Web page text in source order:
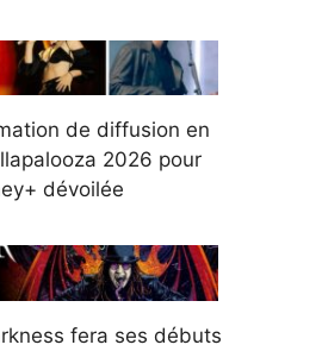
de diffusion en
2026 pour
dévoilée
fera ses débuts